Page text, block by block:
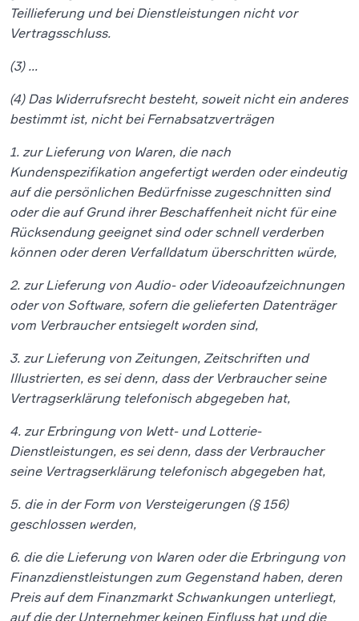
Teillieferung und bei Dienstleistungen nicht vor
Vertragsschluss.
(3) …
(4) Das Widerrufsrecht besteht, soweit nicht ein anderes
bestimmt ist, nicht bei Fernabsatzverträgen
1. zur Lieferung von Waren, die nach
Kundenspezifikation angefertigt werden oder eindeutig
auf die persönlichen Bedürfnisse zugeschnitten sind
oder die auf Grund ihrer Beschaffenheit nicht für eine
Rücksendung geeignet sind oder schnell verderben
können oder deren Verfalldatum überschritten würde,
2. zur Lieferung von Audio- oder Videoaufzeichnungen
oder von Software, sofern die gelieferten Datenträger
vom Verbraucher entsiegelt worden sind,
3. zur Lieferung von Zeitungen, Zeitschriften und
Illustrierten, es sei denn, dass der Verbraucher seine
Vertragserklärung telefonisch abgegeben hat,
4. zur Erbringung von Wett- und Lotterie-
Dienstleistungen, es sei denn, dass der Verbraucher
seine Vertragserklärung telefonisch abgegeben hat,
5. die in der Form von Versteigerungen (§ 156)
geschlossen werden,
6. die die Lieferung von Waren oder die Erbringung von
Finanzdienstleistungen zum Gegenstand haben, deren
Preis auf dem Finanzmarkt Schwankungen unterliegt,
auf die der Unternehmer keinen Einfluss hat und die